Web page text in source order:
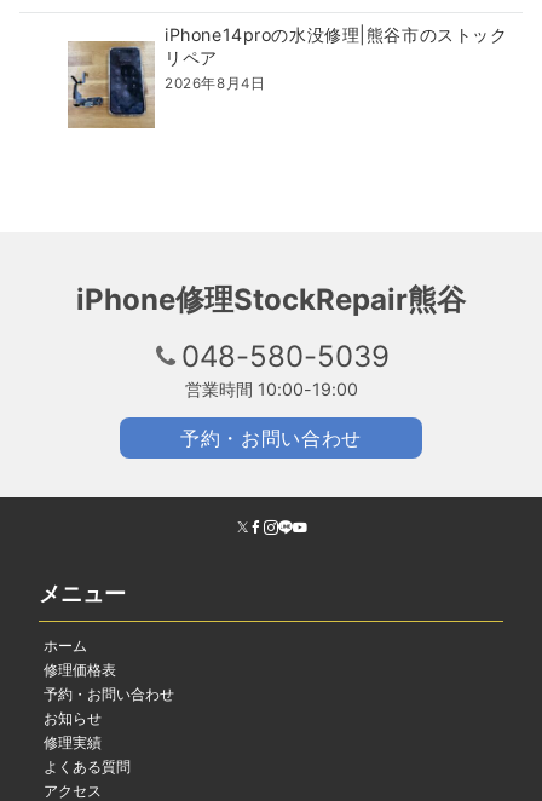
iPhone14proの水没修理|熊谷市のストック
リペア
2026年8月4日
iPhone修理StockRepair熊谷
048-580-5039
営業時間 10:00-19:00
予約・お問い合わせ
メニュー
ホーム
修理価格表
予約・お問い合わせ
お知らせ
修理実績
よくある質問
アクセス